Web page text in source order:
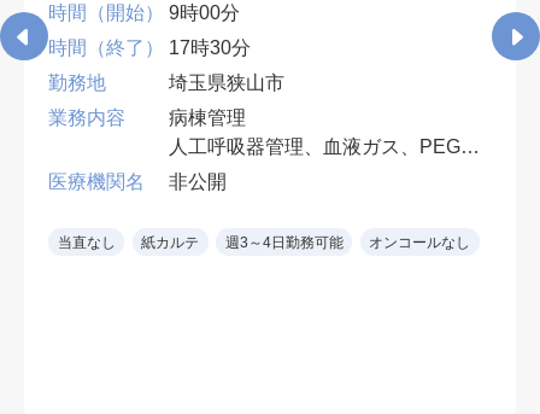
時間（開始）
9時00分
時間（終了）
17時30分
勤務地
埼玉県狭山市
業務内容
病棟管理
人工呼吸器管理、血液ガス、PEG・
胃ろう交換など、入院患者の処置対
早番・遅番各週1回。週4日勤務可
医療機関名 非公開
当直なし 紙カルテ 週3～4日勤務可能 オンコールなし